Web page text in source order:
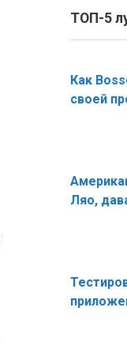
ТОП-5
Как
своей
Ляо,